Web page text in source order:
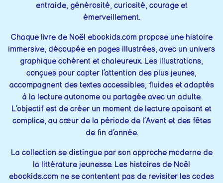
entraide, générosité, curiosité, courage et
émerveillement.
Chaque livre de Noël ebookids.com propose une histoire
immersive, découpée en pages illustrées, avec un univers
graphique cohérent et chaleureux. Les illustrations,
conçues pour capter l’attention des plus jeunes,
accompagnent des textes accessibles, fluides et adaptés
à la lecture autonome ou partagée avec un adulte.
L’objectif est de créer un moment de lecture apaisant et
complice, au cœur de la période de l’Avent et des fêtes
de fin d’année.
La collection se distingue par son approche moderne de
la littérature jeunesse. Les histoires de Noël
ebookids.com ne se contentent pas de revisiter les codes